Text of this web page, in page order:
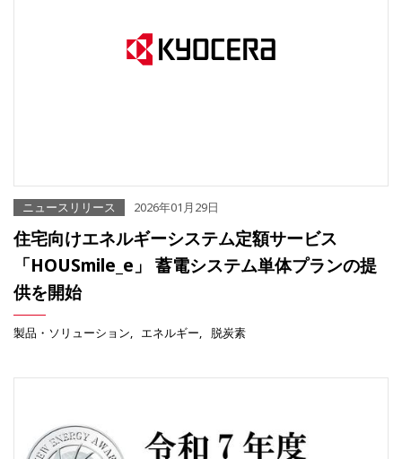
ニュースリリース 2026年01月29日
住宅向けエネルギーシステム定額サービス
「HOUSmile_e」 蓄電システム単体プランの提
供を開始
製品・ソリューション エネルギー 脱炭素